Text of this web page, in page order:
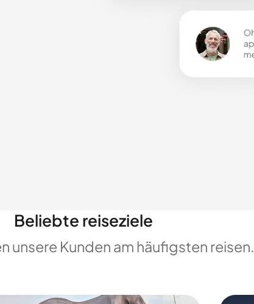
Beliebte reiseziele
unsere Kunden am häufigsten reisen.